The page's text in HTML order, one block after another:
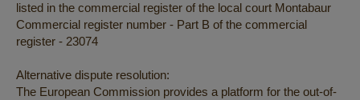
listed in the commercial register of the local court Montabaur
Commercial register number - Part B of the commercial
register - 23074
Alternative dispute resolution:
The European Commission provides a platform for the out-of-